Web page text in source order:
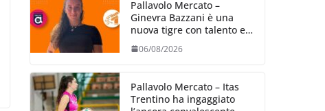
Pallavolo Mercato –
Ginevra Bazzani è una
nuova tigre con talento ed
entusiasmo
06/08/2026
Pallavolo Mercato – Itas
Trentino ha ingaggiato